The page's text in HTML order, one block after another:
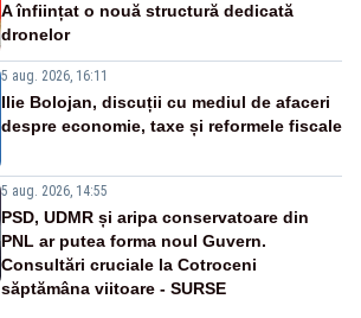
A înființat o nouă structură dedicată
dronelor
5 aug. 2026, 16:11
Ilie Bolojan, discuții cu mediul de afaceri
despre economie, taxe și reformele fiscale
5 aug. 2026, 14:55
PSD, UDMR și aripa conservatoare din
PNL ar putea forma noul Guvern.
Consultări cruciale la Cotroceni
săptămâna viitoare - SURSE